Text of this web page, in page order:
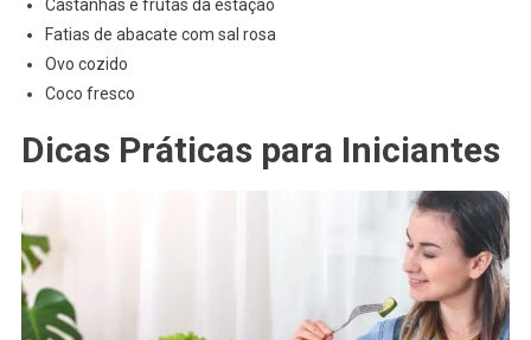
Castanhas e frutas da estação
Fatias de abacate com sal rosa
Ovo cozido
Coco fresco
Dicas Práticas para Iniciantes